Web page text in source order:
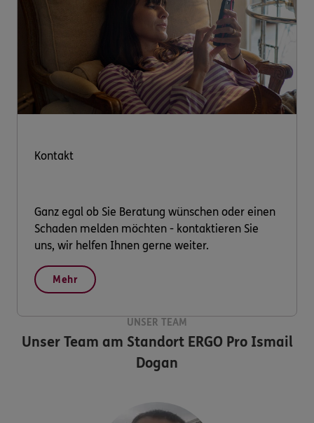
Kontakt
Ganz egal ob Sie Beratung wünschen oder einen
Schaden melden möchten - kontaktieren Sie
uns, wir helfen Ihnen gerne weiter.
Mehr
UNSER TEAM
Unser Team am StandortERGO Pro Ismail
Dogan